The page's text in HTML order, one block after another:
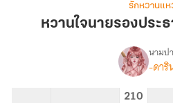
นาย
ประธาน
รักหวานแห
หวานใจนายรองประ
เรื่อง
นามป
-ดาริ
210